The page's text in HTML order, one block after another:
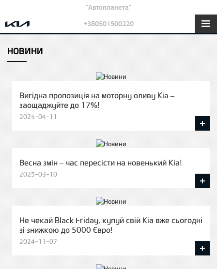
"Автопланета"
+380501500220
НОВИНИ
Вигідна пропозиція на моторну оливу Kia –
заощаджуйте до 17%!
2025-04-11
Весна змін – час пересісти на новенький Кіа!
2025-03-10
Не чекай Black Friday, купуй свій Кіа вже сьогодні
зі знижкою до 5000 Євро!
2024-11-07